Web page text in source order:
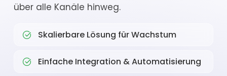
über alle Kanäle hinweg.
Skalierbare Lösung für Wachstum
Einfache Integration & Automatisierung